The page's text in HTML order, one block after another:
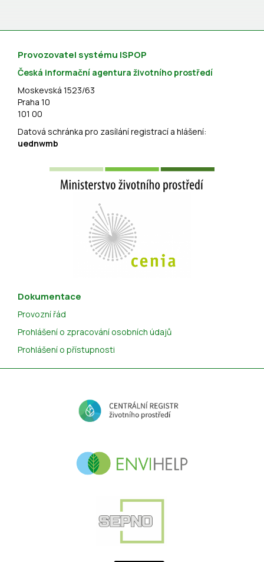
Provozovatel systému ISPOP
Česká informační agentura životního prostředí
Moskevská 1523/63
Praha 10
101 00
Datová schránka pro zasílání registrací a hlášení:
uednwmb
Dokumentace
Provozní řád
Prohlášení o zpracování osobních údajů
Prohlášení o přístupnosti